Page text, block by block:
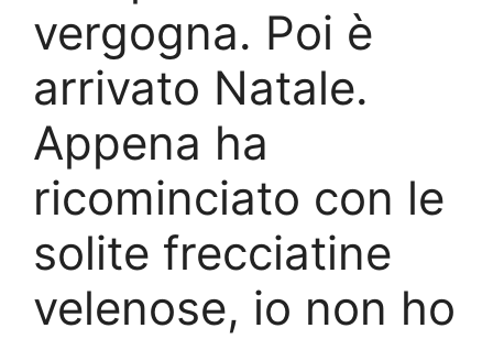
vergogna. Poi è
arrivato Natale.
Appena ha
ricominciato con le
solite frecciatine
velenose, io non ho